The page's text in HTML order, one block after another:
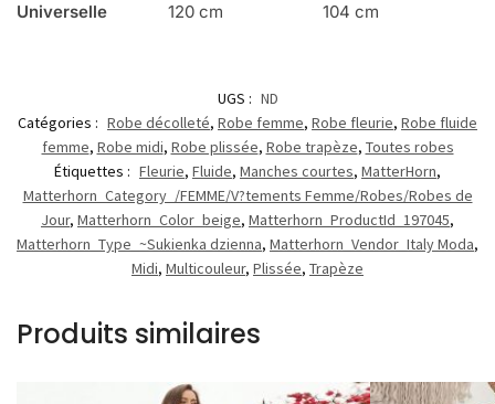
Universelle 120 cm 104 cm
UGS : ND
Catégories : Robe décolleté, Robe femme, Robe fleurie, Robe fluide
femme, Robe midi, Robe plissée, Robe trapèze, Toutes robes
Étiquettes : Fleurie, Fluide, Manches courtes, MatterHorn,
Matterhorn_Category_/FEMME/V?tements Femme/Robes/Robes de
Jour, Matterhorn_Color_beige, Matterhorn_ProductId_197045,
Matterhorn_Type_~Sukienka dzienna, Matterhorn_Vendor_Italy Moda,
Midi, Multicouleur, Plissée, Trapèze
Produits similaires